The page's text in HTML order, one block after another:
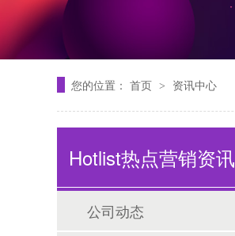
您的位置： 首页 > 资讯中心
Hotlist热点营销资讯
公司动态
海外网红营销